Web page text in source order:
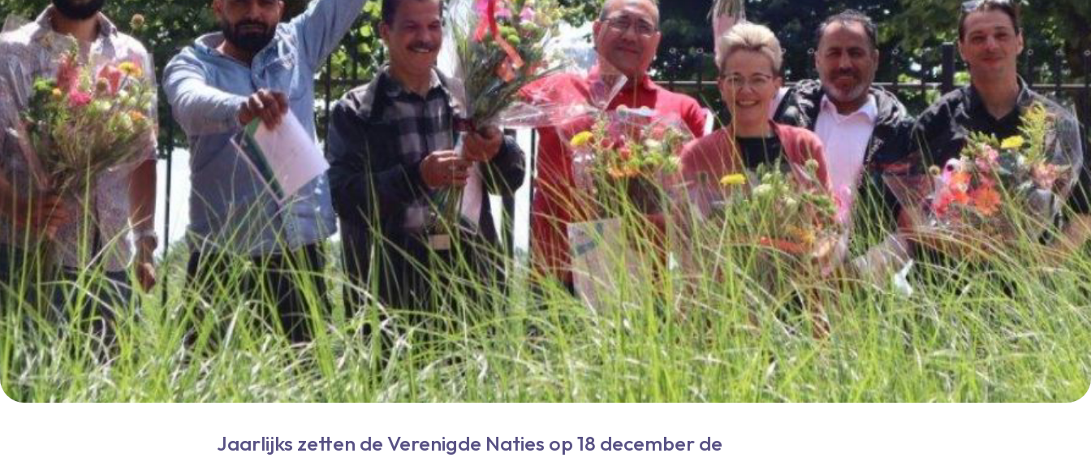
Jaarlijks zetten de Verenigde Naties op 18 december de